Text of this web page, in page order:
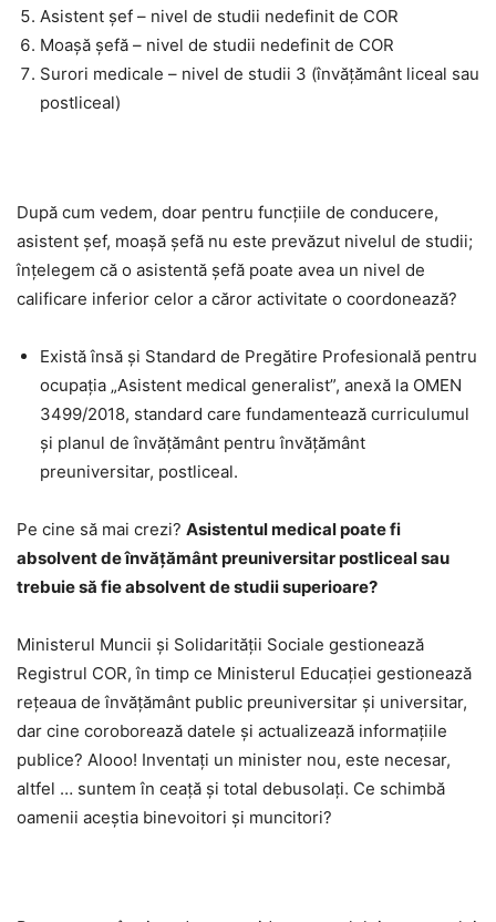
Asistent șef – nivel de studii nedefinit de COR
Moașă șefă – nivel de studii nedefinit de COR
Surori medicale – nivel de studii 3 (învățământ liceal sau
postliceal)
După cum vedem, doar pentru funcțiile de conducere,
asistent șef, moașă șefă nu este prevăzut nivelul de studii;
înțelegem că o asistentă șefă poate avea un nivel de
calificare inferior celor a căror activitate o coordonează?
Există însă și Standard de Pregătire Profesională pentru
ocupația „Asistent medical generalist”, anexă la OMEN
3499/2018, standard care fundamentează curriculumul
și planul de învățământ pentru învățământ
preuniversitar, postliceal.
Pe cine să mai crezi? Asistentul medical poate fi
absolvent de învățământ preuniversitar postliceal sau
trebuie să fie absolvent de studii superioare?
Ministerul Muncii și Solidarității Sociale gestionează
Registrul COR, în timp ce Ministerul Educației gestionează
rețeaua de învățământ public preuniversitar și universitar,
dar cine coroborează datele și actualizează informațiile
publice? Alooo! Inventați un minister nou, este necesar,
altfel … suntem în ceață și total debusolați. Ce schimbă
oamenii aceștia binevoitori și muncitori?